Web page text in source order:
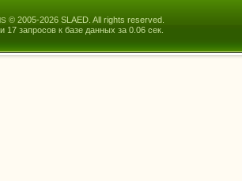
© 2005-2026 SLAED. All rights reserved.
17 запросов к базе данных за 0.06 сек.